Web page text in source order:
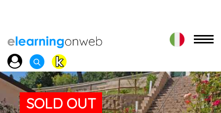
SOLD OUT